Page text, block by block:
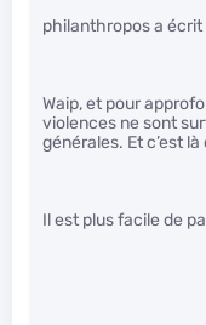
philanthropos a écrit
Waip, et pour
violences ne sont
générales. Et c’est
Il est plus facile de